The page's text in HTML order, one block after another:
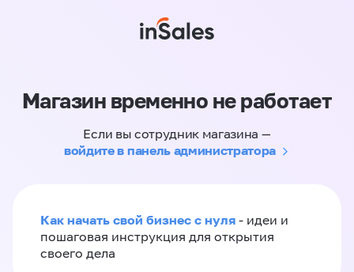
Магазин временно не работает
Если вы сотрудник магазина —
войдите в панель администратора
Как начать свой бизнес с нуля - идеи и
пошаговая инструкция для открытия
своего дела